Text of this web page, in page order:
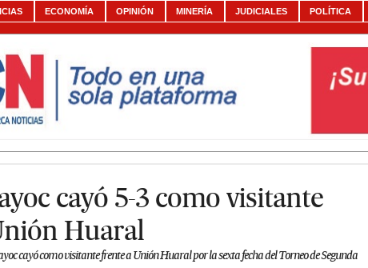
ECONOMÍA OPINIÓN MINERÍA JUDICIALES POLÍTICA
cayó 5-3 como visitante
Huaral
cayó como visitante frente a Unión Huaral por la sexta fecha del Torneo de Segunda